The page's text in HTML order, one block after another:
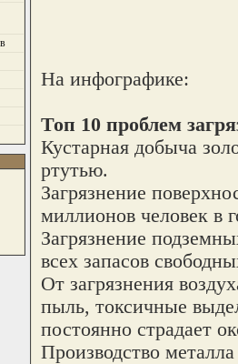
На инфографике:
Топ 10 проблем
Кустарная добыча
ртутью.
Загрязнение
миллионов человек в
Загрязнение
всех запасов
От загрязнения
пыль, токсичные
постоянно страдает
Производство